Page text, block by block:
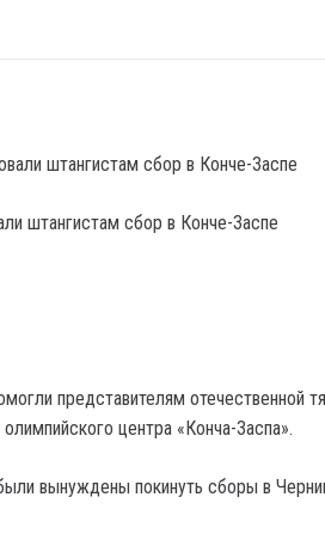
штангистам сбор в Конче-Заспе
представителям отечественной
центра «Конча-Заспа».
вынуждены покинуть сборы в